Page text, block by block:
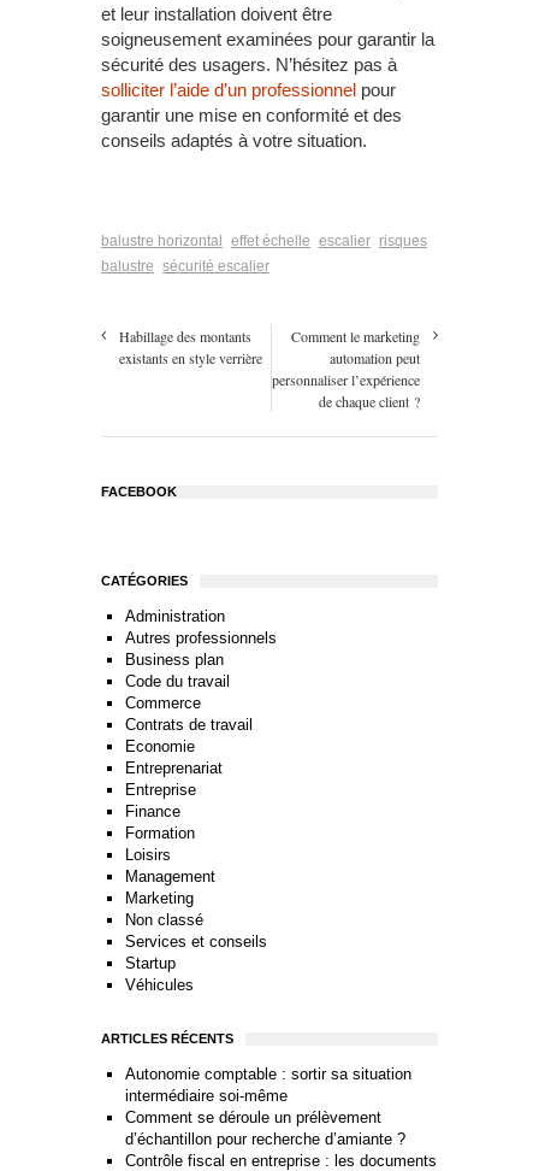
et leur installation doivent être
soigneusement examinées pour garantir la
sécurité des usagers. N’hésitez pas à
solliciter l’aide d’un professionnel pour
garantir une mise en conformité et des
conseils adaptés à votre situation.
balustre horizontal effet échelle escalier risques
balustre sécurité escalier
Habillage des montants
existants en style verrière
Comment le marketing
automation peut
personnaliser l’expérience
de chaque client ?
FACEBOOK
CATÉGORIES
Administration
Autres professionnels
Business plan
Code du travail
Commerce
Contrats de travail
Economie
Entreprenariat
Entreprise
Finance
Formation
Loisirs
Management
Marketing
Non classé
Services et conseils
Startup
Véhicules
ARTICLES RÉCENTS
Autonomie comptable : sortir sa situation
intermédiaire soi-même
Comment se déroule un prélèvement
d’échantillon pour recherche d’amiante ?
Contrôle fiscal en entreprise : les documents